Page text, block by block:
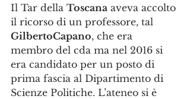
Il Tar della Toscana aveva accolto
il ricorso di un professore, tal
GilbertoCapano, che era
membro del cda ma nel 2016 si
era candidato per un posto di
prima fascia al Dipartimento di
Scienze Politiche. L’ateneo si è